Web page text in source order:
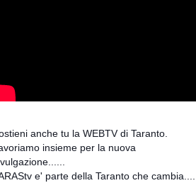
anche tu la WEBTV di Taranto.
insieme per la nuova
e' parte della Taranto che cambia......